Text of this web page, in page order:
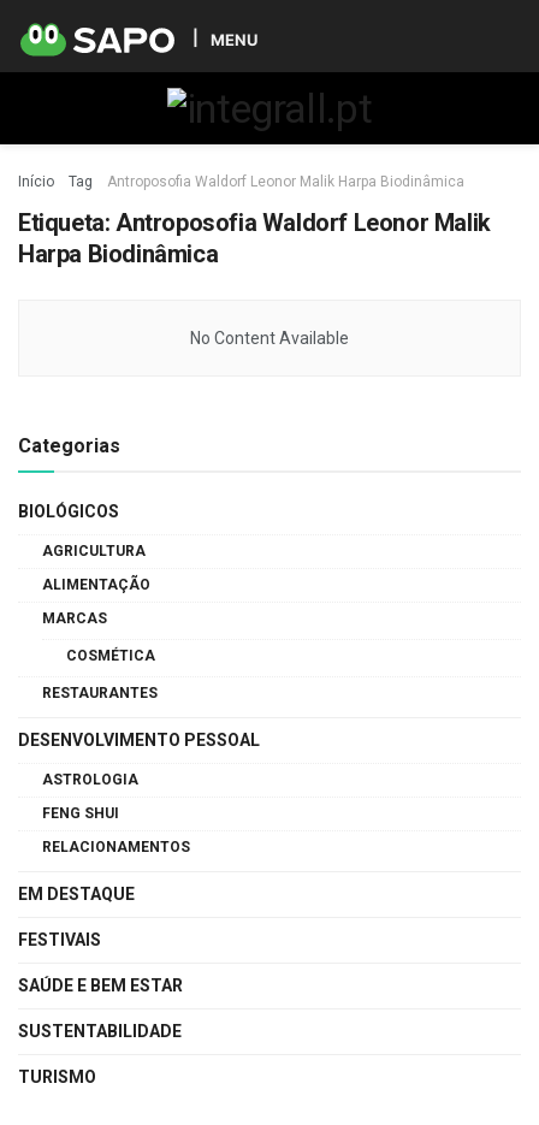
MENU
Início Tag Antroposofia Waldorf Leonor Malik Harpa Biodinâmica
Etiqueta: Antroposofia Waldorf Leonor Malik
Harpa Biodinâmica
No Content Available
Categorias
BIOLÓGICOS
AGRICULTURA
ALIMENTAÇÃO
MARCAS
COSMÉTICA
RESTAURANTES
DESENVOLVIMENTO PESSOAL
ASTROLOGIA
FENG SHUI
RELACIONAMENTOS
EM DESTAQUE
FESTIVAIS
SAÚDE E BEM ESTAR
SUSTENTABILIDADE
TURISMO